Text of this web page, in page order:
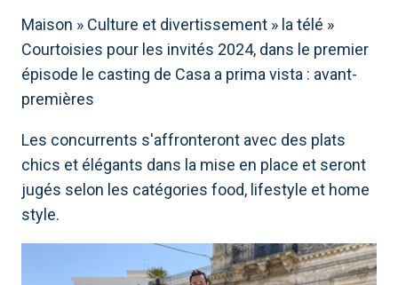
Maison » Culture et divertissement » la télé »
Courtoisies pour les invités 2024, dans le premier
épisode le casting de Casa a prima vista : avant-
premières
Les concurrents s'affronteront avec des plats
chics et élégants dans la mise en place et seront
jugés selon les catégories food, lifestyle et home
style.